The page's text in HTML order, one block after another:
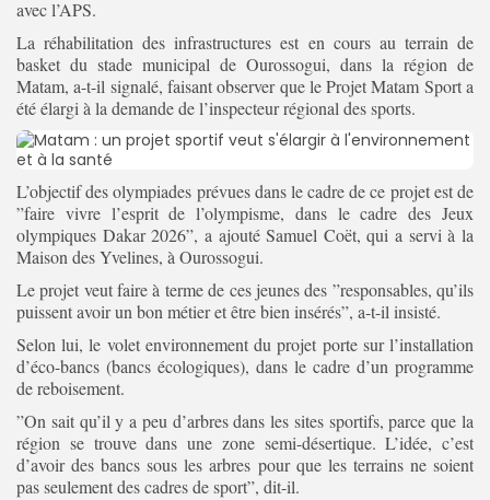
avec l’APS.
La réhabilitation des infrastructures est en cours au terrain de
basket du stade municipal de Ourossogui, dans la région de
Matam, a-t-il signalé, faisant observer que le Projet Matam Sport a
été élargi à la demande de l’inspecteur régional des sports.
L’objectif des olympiades prévues dans le cadre de ce projet est de
”faire vivre l’esprit de l’olympisme, dans le cadre des Jeux
olympiques Dakar 2026”, a ajouté Samuel Coët, qui a servi à la
Maison des Yvelines, à Ourossogui.
Le projet veut faire à terme de ces jeunes des ”responsables, qu’ils
puissent avoir un bon métier et être bien insérés”, a-t-il insisté.
Selon lui, le volet environnement du projet porte sur l’installation
d’éco-bancs (bancs écologiques), dans le cadre d’un programme
de reboisement.
”On sait qu’il y a peu d’arbres dans les sites sportifs, parce que la
région se trouve dans une zone semi-désertique. L’idée, c’est
d’avoir des bancs sous les arbres pour que les terrains ne soient
pas seulement des cadres de sport”, dit-il.